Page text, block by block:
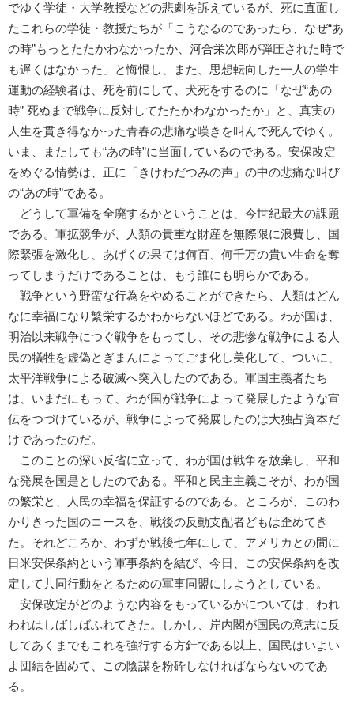
でゆく学徒・大学教授などの悲劇を訴えているが、死に直面し
たこれらの学徒・教授たちが「こうなるのであったら、なぜ“あ
の時”もっとたたかわなかったか、河合栄次郎が弾圧された時で
も遅くはなかった」と悔恨し、また、思想転向した一人の学生
運動の経験者は、死を前にして、犬死をするのに「なぜ“あの
時” 死ぬまで戦争に反対してたたかわなかったか」と、真実の
人生を貫き得なかった青春の悲痛な嘆きを叫んで死んでゆく。
いま、またしても“あの時”に当面しているのである。安保改定
をめぐる情勢は、正に「きけわだつみの声」の中の悲痛な叫び
の“あの時”である。
どうして軍備を全廃するかということは、今世紀最大の課題
である。軍拡競争が、人類の貴重な財産を無際限に浪費し、国
際緊張を激化し、あげくの果ては何百、何千万の貴い生命を奪
ってしまうだけであることは、もう誰にも明らかである。
戦争という野蛮な行為をやめることができたら、人類はどん
なに幸福になり繁栄するかわからないほどである。わが国は、
明治以来戦争につぐ戦争をもってし、その悲惨な戦争による人
民の犠牲を虚偽とぎまんによってごま化し美化して、ついに、
太平洋戦争による破滅へ突入したのである。軍国主義者たち
は、いまだにもって、わが国が戦争によって発展したような宣
伝をつづけているが、戦争によって発展したのは大独占資本だ
けであったのだ。
このことの深い反省に立って、わが国は戦争を放棄し、平和
な発展を国是としたのである。平和と民主主義こそが、わが国
の繁栄と、人民の幸福を保証するのである。ところが、このわ
かりきった国のコースを、戦後の反動支配者どもは歪めてき
た。それどころか、わずか戦後七年にして、アメリカとの間に
日米安保条約という軍事条約を結び、今日、この安保条約を改
定して共同行動をとるための軍事同盟にしようとしている。
安保改定がどのような内容をもっているかについては、われ
われはしばしばふれてきた。しかし、岸内閣が国民の意志に反
してあくまでもこれを強行する方針である以上、国民はいよい
よ団結を固めて、この陰謀を粉砕しなければならないのであ
る。